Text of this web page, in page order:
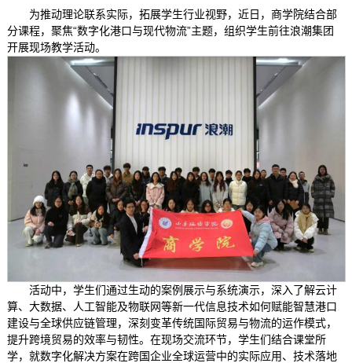
为推动理论联系实际，拓展学生行业视野，近日，商学院结合部
分课程，聚焦“数字化港口与现代物流”主题，组织学生前往浪潮集团
开展现场教学活动。
活动中，学生们通过生动的案例展示与系统演示，深入了解云计
算、大数据、人工智能及物联网等新一代信息技术如何赋能智慧港口
建设与全球供应链管理，深刻变革传统国际贸易与物流的运作模式，
提升跨境贸易的效率与韧性。在现场交流环节，学生们结合课堂所
学，就数字化解决方案在跨国企业全球运营中的实际应用、技术落地